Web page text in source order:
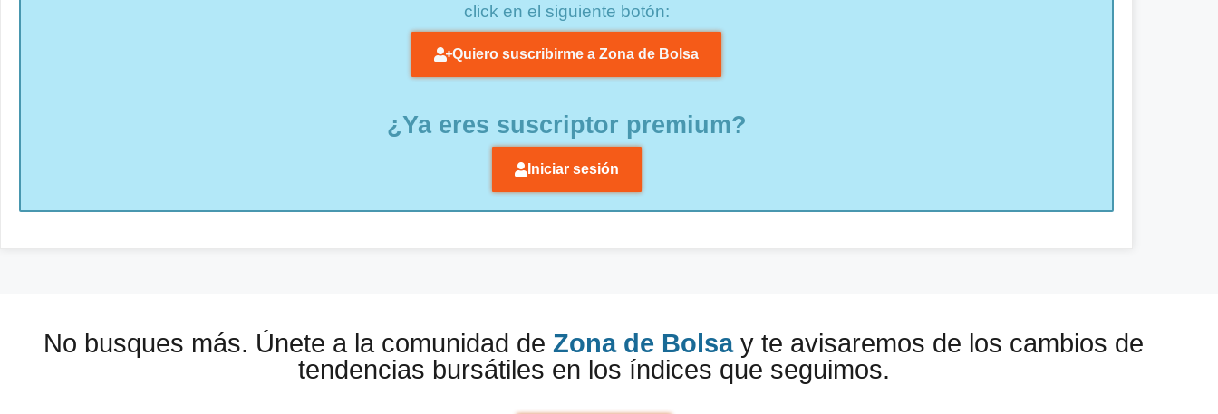
click en el siguiente botón:
Quiero suscribirme a Zona de Bolsa
¿Ya eres suscriptor premium?
Iniciar sesión
No busques más. Únete a la comunidad de Zona de Bolsay te avisaremos de los cambios de
tendencias bursátiles en los índices que seguimos.